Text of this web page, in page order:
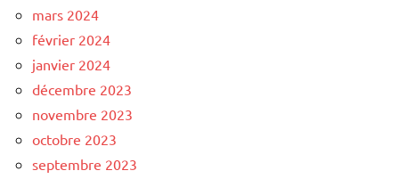
mars 2024
février 2024
janvier 2024
décembre 2023
novembre 2023
octobre 2023
septembre 2023